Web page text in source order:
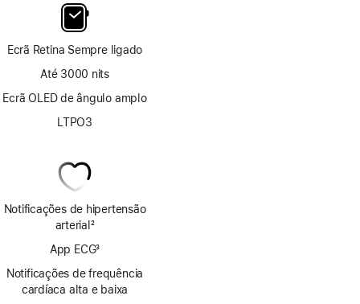
Ecrã Retina Sempre ligado
Até 3000 nits
Ecrã OLED de ângulo amplo
LTPO3
Notificações de hipertensão
arterial
rodapé
2
App ECG
de
rodapé
3
Notificações de frequência
cardíaca alta e baixa